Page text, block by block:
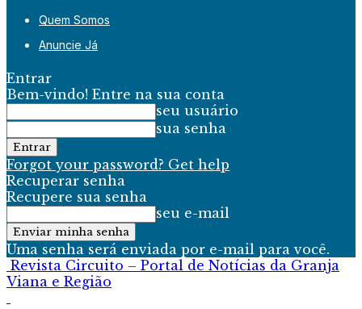
Quem Somos
Anuncie Já
Entrar
Bem-vindo! Entre na sua conta
seu usuário
sua senha
Forgot your password? Get help
Recuperar senha
Recupere sua senha
seu e-mail
Uma senha será enviada por e-mail para você.
Revista Circuito – Portal de Notícias da Granja
Viana e Região